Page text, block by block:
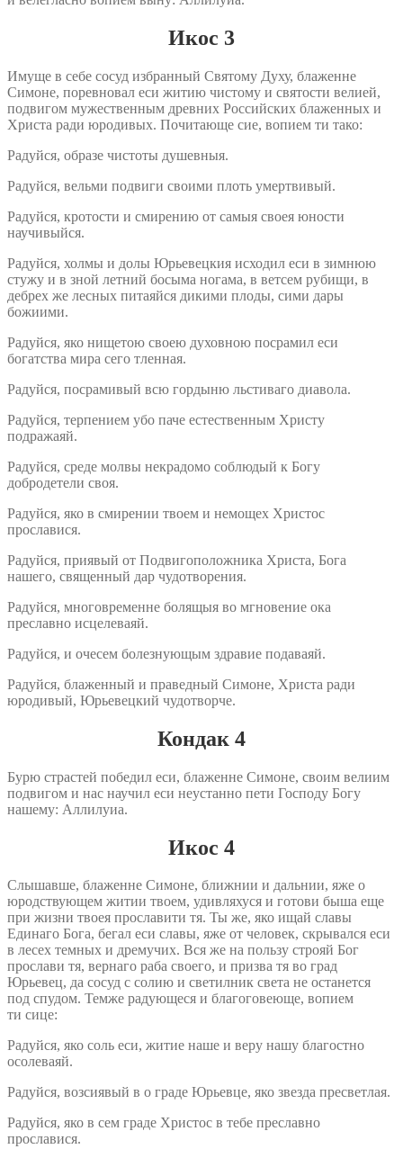
Икос 3
Имуще в себе сосуд избранный Святому Духу, блаженне
Симоне, поревновал еси житию чистому и святости велией,
подвигом мужественным древних Российских блаженных и
Христа ради юродивых. Почитающе сие, вопием ти тако:
Радуйся, образе чистоты душевныя.
Радуйся, вельми подвиги своими плоть умертвивый.
Радуйся, кротости и смирению от самыя своея юности
научивыйся.
Радуйся, холмы и долы Юрьевецкия исходил еси в зимнюю
стужу и в зной летний босыма ногама, в ветсем рубищи, в
дебрех же лесных питаяйся дикими плоды, сими дары
божиими.
Радуйся, яко нищетою своею духовною посрамил еси
богатства мира сего тленная.
Радуйся, посрамивый всю гордыню льстиваго диавола.
Радуйся, терпением убо паче естественным Христу
подражаяй.
Радуйся, среде молвы некрадомо соблюдый к Богу
добродетели своя.
Радуйся, яко в смирении твоем и немощех Христос
прославися.
Радуйся, приявый от Подвигоположника Христа, Бога
нашего, священный дар чудотворения.
Радуйся, многовременне болящыя во мгновение ока
преславно исцелеваяй.
Радуйся, и очесем болезнующым здравие подаваяй.
Радуйся, блаженный и праведный Симоне, Христа ради
юродивый, Юрьевецкий чудотворче.
Кондак 4
Бурю страстей победил еси, блаженне Симоне, своим велиим
подвигом и нас научил еси неустанно пети Господу Богу
нашему: Аллилуиа.
Икос 4
Слышавше, блаженне Симоне, ближнии и дальнии, яже о
юродствующем житии твоем, удивляхуся и готови быша еще
при жизни твоея прославити тя. Ты же, яко ищай славы
Единаго Бога, бегал еси славы, яже от человек, скрывался еси
в лесех темных и дремучих. Вся же на пользу строяй Бог
прослави тя, вернаго раба своего, и призва тя во град
Юрьевец, да сосуд с солию и светилник света не останется
под спудом. Темже радующеся и благоговеюще, вопием
ти сице:
Радуйся, яко соль еси, житие наше и веру нашу благостно
осолеваяй.
Радуйся, возсиявый в о граде Юрьевце, яко звезда пресветлая.
Радуйся, яко в сем граде Христос в тебе преславно
прославися.